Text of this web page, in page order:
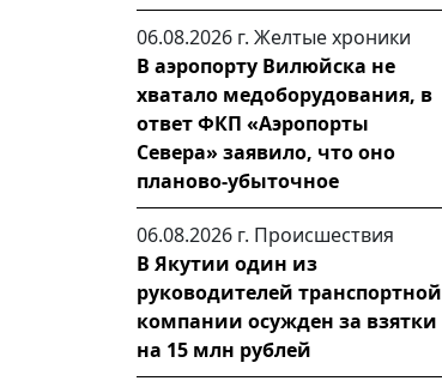
06.08.2026 г. Желтые хроники
В аэропорту Вилюйска не
хватало медоборудования, в
ответ ФКП «Аэропорты
Севера» заявило, что оно
планово-убыточное
06.08.2026 г. Происшествия
В Якутии один из
руководителей транспортной
компании осужден за взятки
на 15 млн рублей